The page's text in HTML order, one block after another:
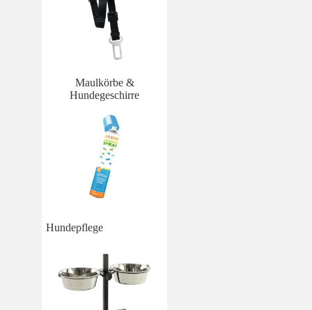
Maulkörbe &
Hundegeschirre
Hundepflege